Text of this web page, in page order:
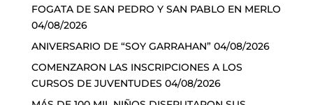
FOGATA DE SAN PEDRO Y SAN PABLO EN MERLO
04/08/2026
ANIVERSARIO DE “SOY GARRAHAN” 04/08/2026
COMENZARON LAS INSCRIPCIONES A LOS
CURSOS DE JUVENTUDES 04/08/2026